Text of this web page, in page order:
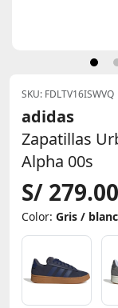
SKU: FDLTV16ISWVQ
adidas
Zapatillas
Alpha 00s
S/ 279.00
Color: Gris /